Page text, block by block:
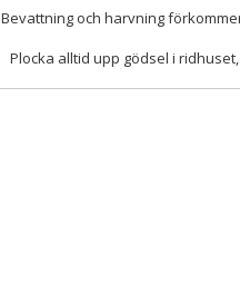
Bevattning och harvning
Plocka alltid upp gödsel i